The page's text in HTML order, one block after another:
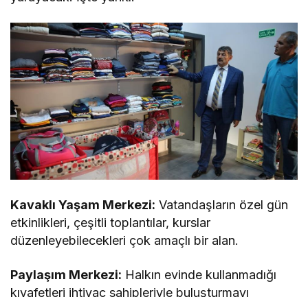
Kavaklı Yaşam Merkezi: Vatandaşların özel gün
etkinlikleri, çeşitli toplantılar, kurslar
düzenleyebilecekleri çok amaçlı bir alan.
Paylaşım Merkezi: Halkın evinde kullanmadığı
kıyafetleri ihtiyaç sahipleriyle buluşturmayı